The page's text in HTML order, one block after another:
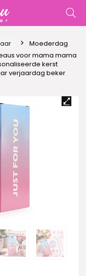
Moederdag
voor mama mama
kerst
verjaardag beker